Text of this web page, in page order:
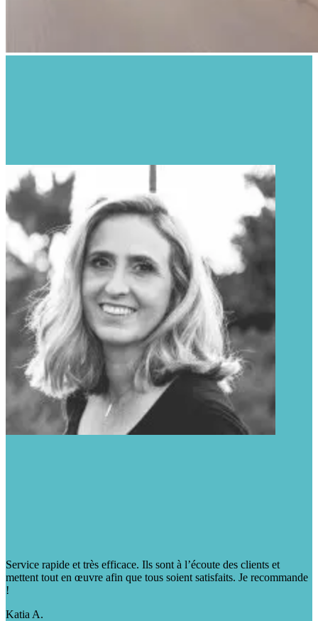
Service rapide et très efficace. Ils sont à l’écoute des clients et
mettent tout en œuvre afin que tous soient satisfaits. Je recommande
!
Katia A.